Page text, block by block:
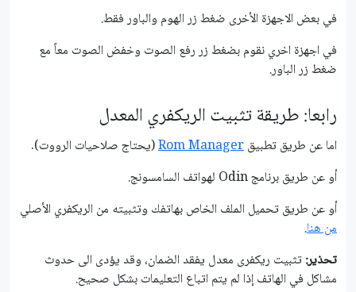
في بعض الاجهزة الأخرى ضغط زر الهوم والباور فقط.
في اجهزة اخري نقوم بضغط زر رفع الصوت وخفض الصوت معاً مع
ضغط زر الباور.
رابعا: طريقة تثبيت الريكفري المعدل
اما عن طريق تطبيقRom Manager(يحتاج صلاحيات الرووت).
أو عن طريق برنامج Odin لهواتف السامسونج.
أو عن طريق تحميل الملف الخاص بهاتفك وتثبيته من الريكفري الأصلي
من هنا.
تحذير:تثبيت ريكفرى معدل يفقد الضمان، وقد يؤدى الى حدوث
مشاكل في الهاتف إذا لم يتم اتباع التعليمات بشكل صحيح.